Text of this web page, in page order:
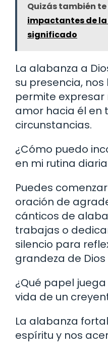
Quizás también
impactantes de la
significado
La alabanza a
su presencia,
permite
amor hacia él en
circunstancias.
¿Cómo puedo
en mi rutina
Puedes
oración de
cánticos de
trabajas o
silencio para
grandeza de
¿Qué papel
vida de un
La alabanza
espíritu y nos